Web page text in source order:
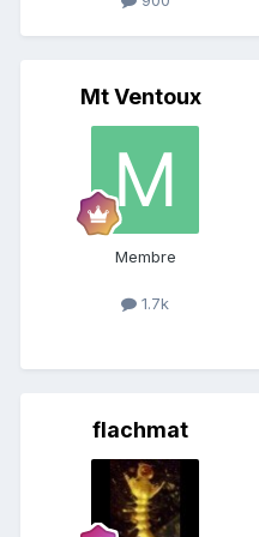
Mt Ventoux
Membre
1.7k
flachmat